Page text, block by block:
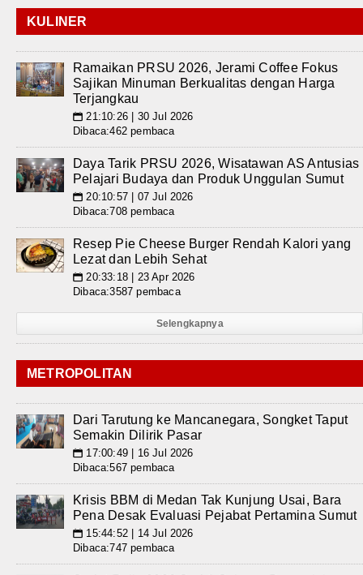
KULINER
Ramaikan PRSU 2026, Jerami Coffee Fokus
Sajikan Minuman Berkualitas dengan Harga
Terjangkau
📅 21:10:26 | 30 Jul 2026
Dibaca:462 pembaca
Daya Tarik PRSU 2026, Wisatawan AS Antusias
Pelajari Budaya dan Produk Unggulan Sumut
📅 20:10:57 | 07 Jul 2026
Dibaca:708 pembaca
Resep Pie Cheese Burger Rendah Kalori yang
Lezat dan Lebih Sehat
📅 20:33:18 | 23 Apr 2026
Dibaca:3587 pembaca
Selengkapnya
METROPOLITAN
Dari Tarutung ke Mancanegara, Songket Taput
Semakin Dilirik Pasar
📅 17:00:49 | 16 Jul 2026
Dibaca:567 pembaca
Krisis BBM di Medan Tak Kunjung Usai, Bara
Pena Desak Evaluasi Pejabat Pertamina Sumut
📅 15:44:52 | 14 Jul 2026
Dibaca:747 pembaca